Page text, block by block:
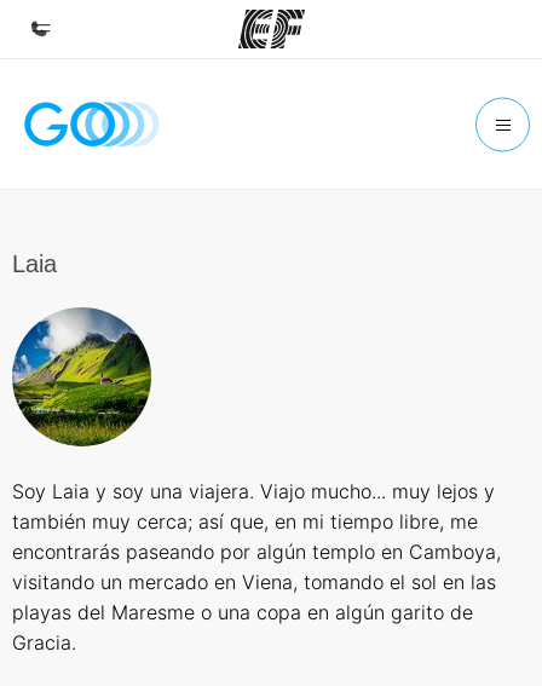
Inicio
Encuentra una oficina
Sobre nosotros
Quiénes somos
Únete al equipo
Laia
Soy Laia y soy una viajera. Viajo mucho... muy lejos y
también muy cerca; así que, en mi tiempo libre, me
encontrarás paseando por algún templo en Camboya,
visitando un mercado en Viena, tomando el sol en las
playas del Maresme o una copa en algún garito de
Gracia.